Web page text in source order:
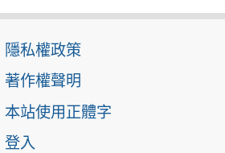
隱私權政策
著作權聲明
本站使用正體字
登入